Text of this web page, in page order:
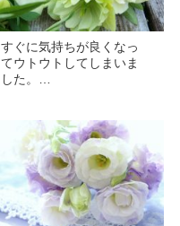
すぐに気持ちが良くなっ
てウトウトしてしまいま
した。…